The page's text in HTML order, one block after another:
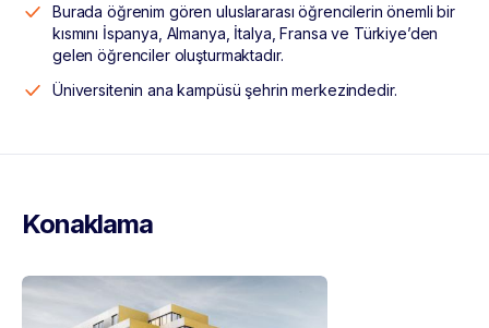
Burada öğrenim gören uluslararası öğrencilerin önemli bir
kısmını İspanya, Almanya, İtalya, Fransa ve Türkiye’den
gelen öğrenciler oluşturmaktadır.
Üniversitenin ana kampüsü şehrin merkezindedir.
Konaklama